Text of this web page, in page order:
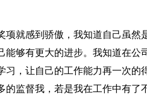
项就感到骄傲，我知道自己虽然
够有更大的进步。我知道在公
习，让自己的工作能力再一次的
的监督我，若是我在工作中有了